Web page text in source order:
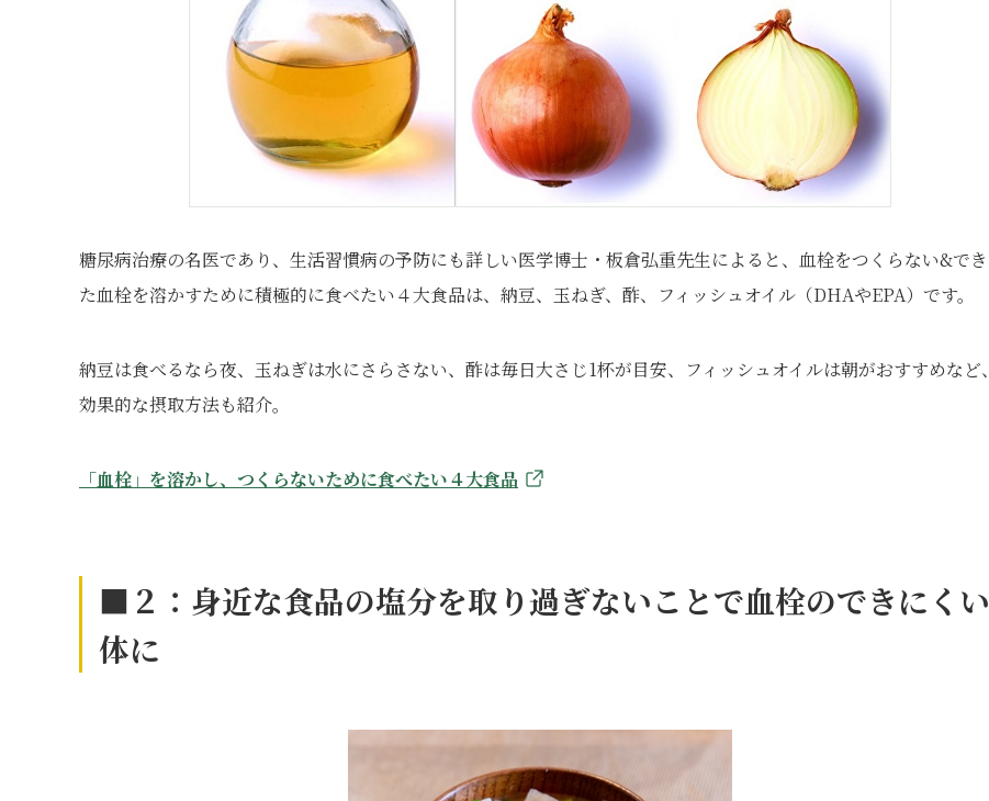
糖尿病治療の名医であり、生活習慣病の予防にも詳しい医学博士・板倉弘重先生によると、血栓をつくらない&でき
た血栓を溶かすために積極的に食べたい４大食品は、納豆、玉ねぎ、酢、フィッシュオイル（DHAやEPA）です。
納豆は食べるなら夜、玉ねぎは水にさらさない、酢は毎日大さじ1杯が目安、フィッシュオイルは朝がおすすめなど、
効果的な摂取方法も紹介。
「血栓」を溶かし、つくらないために食べたい４大食品
■２：身近な食品の塩分を取り過ぎないことで血栓のできにくい
体に